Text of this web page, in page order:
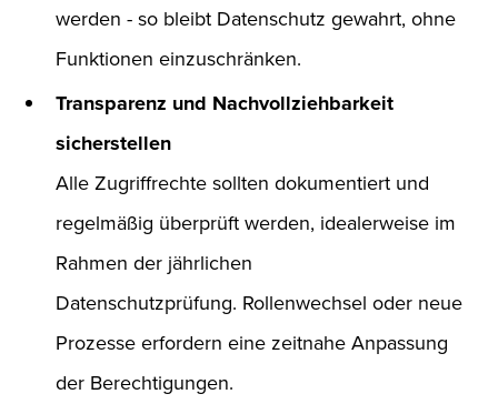
werden - so bleibt Datenschutz gewahrt, ohne
Funktionen einzuschränken.
Transparenz und Nachvollziehbarkeit
sicherstellen
Alle Zugriffrechte sollten dokumentiert und
regelmäßig überprüft werden, idealerweise im
Rahmen der jährlichen
Datenschutzprüfung. Rollenwechsel oder neue
Prozesse erfordern eine zeitnahe Anpassung
der Berechtigungen.